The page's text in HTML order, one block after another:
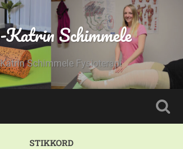
Schimmele
Schimmele Fysioterapi
STIKKORD